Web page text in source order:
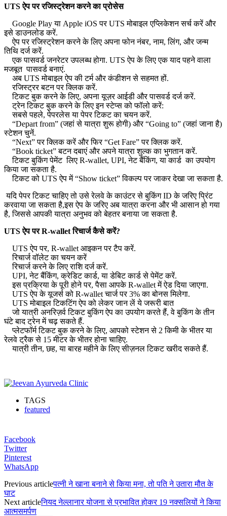
UTS ऐप पर रजिस्ट्रेशन करने का प्रोसेस
Google Play या Apple iOS पर UTS मोबाइल एप्लिकेशन सर्च करें और
इसे डाउनलोड करें.
ऐप पर रजिस्ट्रेशन करने के लिए अपना फोन नंबर, नाम, लिंग, और जन्म
तिथि दर्ज करें.
एक पासवर्ड जनरेटर उपलब्ध होगा. UTS ऐप के लिए एक याद पहने वाला
मजबूत पासवर्ड बनाएं.
अब UTS मोबाइल ऐप की टर्म और कंडीशन से सहमत हों.
रजिस्ट्रर बटन पर क्लिक करें.
टिकट बुक करने के लिए, अपना यूज़र आईडी और पासवर्ड दर्ज करें.
ट्रेन टिकट बुक करने के लिए इन स्टेप्स को फॉलो करें:
सबसे पहले, पेपरलेस या पेपर टिकट का चयन करें.
“Depart from” (जहां से यात्रा शुरू होगी) और “Going to” (जहां जाना है)
स्टेशन चुनें.
“Next” पर क्लिक करें और फिर “Get Fare” पर क्लिक करें.
“Book ticket” बटन दबाएं और अपने यात्रा शुल्क का भुगतान करें.
टिकट बुकिंग पेमेंट लिए R-wallet, UPI, नेट बैंकिंग, या कार्ड का उपयोग
किया जा सकता है.
टिकट को UTS ऐप में “Show ticket” विकल्प पर जाकर देखा जा सकता है.
यदि पेपर टिकट चाहिए तो उसे रेलवे के काउंटर से बुकिंग ID के जरिए प्रिंट
करवाया जा सकता है,इस ऐप के जरिए अब यात्रा करना और भी आसान हो गया
है, जिससे आपकी यात्रा अनुभव को बेहतर बनाया जा सकता है.
UTS ऐप पर R-wallet रिचार्ज कैसे करें?
UTS ऐप पर, R-wallet आइकन पर टैप करें.
रिचार्ज वॉलेट का चयन करें
रिचार्ज करने के लिए राशि दर्ज करें.
UPI, नेट बैंकिंग, क्रेडिट कार्ड, या डेबिट कार्ड से पेमेंट करें.
इस प्रक्रिया के पूरी होने पर, पैसा आपके R-wallet में ऐड दिया जाएगा.
UTS ऐप के यूजर्स को R-wallet चार्ज पर 3% का बोनस मिलेगा.
UTS मोबाइल टिकटिंग ऐप को लेकर जान लें ये जरूरी बात
जो यात्री अनरिज़र्व टिकट बुकिंग ऐप का उपयोग करते हैं, वे बुकिंग के तीन
घंटे बाद ट्रेन में चढ़ सकते हैं.
प्लेटफॉर्म टिकट बुक करने के लिए, आपको स्टेशन से 2 किमी के भीतर या
रेलवे ट्रैक से 15 मीटर के भीतर होना चाहिए.
यात्री तीन, छह, या बारह महीने के लिए सीज़नल टिकट खरीद सकते हैं.
TAGS
featured
Facebook
Twitter
Pinterest
WhatsApp
Previous articleपत्नी ने खाना बनाने से किया मना, तो पति ने उतारा मौत के
घाट
Next articleनियद नेल्लानार योजना से प्रभावित होकर 19 नक्सलियों ने किया
आत्मसमर्पण